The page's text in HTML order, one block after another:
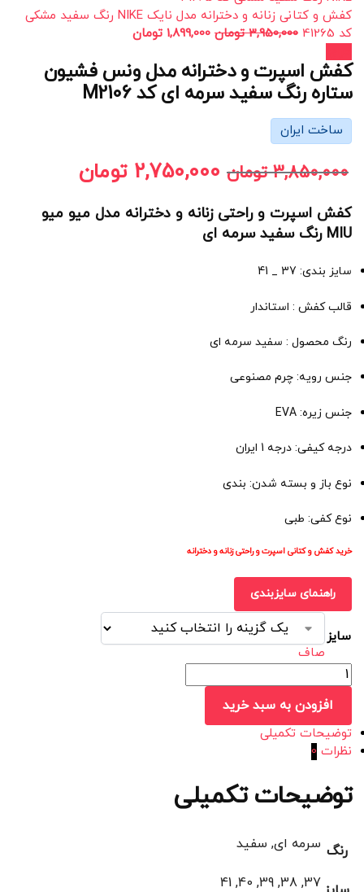
کفش و کتانی زنانه و دخترانه مدل نایک NIKE رنگ سفید مشکی
کد 41265
3,950,000 تومان 1,899,000 تومان
کفش اسپرت و دخترانه مدل ونس فشیون
ستاره رنگ سفید سرمه ای کد M2106
ساخت ایران
3,850,000 تومان 2,750,000 تومان
کفش اسپرت و راحتی زنانه و دخترانه مدل میو میو
MIU رنگ سفید سرمه ای
سایز بندی: 37 _ 41
قالب کفش : استاندار
رنگ محصول : سفید سرمه ای
جنس رویه: چرم مصنوعی
جنس زیره: EVA
درجه کیفی: درجه 1 ایران
نوع باز و بسته شدن: بندی
نوع کفی: طبی
خرید کفش و کتانی اسپرت و راحتی زنانه و دخترانه
راهنمای سایزبندی
سایز
صاف
افزودن به سبد خرید
توضیحات تکمیلی
نظرات 0
توضیحات تکمیلی
رنگ سرمه ای, سفید
37, 38, 39, 40, 41